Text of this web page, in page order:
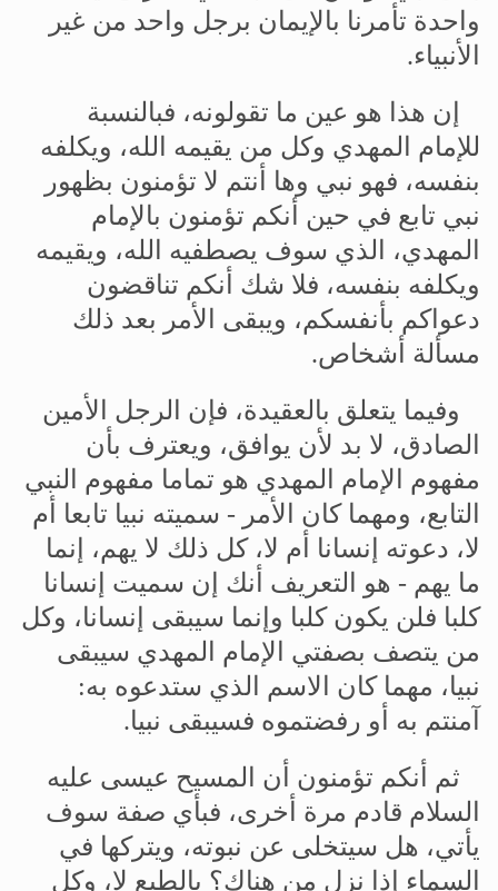
واحدة تأمرنا بالإيمان برجل واحد من غير
الأنبياء.
إن هذا هو عين ما تقولونه، فبالنسبة
للإمام
المهدي وكل من يقيمه الله، ويكلفه
بنفسه، فهو نبي وها أنتم لا تؤمنون بظهور
نبي تابع في حين أنكم تؤمنون بالإمام
المهدي،
الذي سوف يصطفيه الله، ويقيمه
ويكلفه بنفسه، فلا شك أنكم تناقضون
دعواكم بأنفسكم، ويبقى الأمر بعد ذلك
مسألة
أشخاص.
وفيما يتعلق بالعقيدة، فإن الرجل
الأمين
الصادق، لا بد لأن يوافق، ويعترف بأن
مفهوم
الإمام المهدي هو تماما مفهوم
النبي
التابع، ومهما كان الأمر - سميته نبيا تابعا
أم
لا، دعوته إنسانا أم لا، كل ذلك لا يهم،
إنما
ما يهم - هو التعريف أنك إن سميت
إنسانا
كلبا فلن يكون كلبا وإنما سيبقى إنسانا، وكل
من يتصف بصفتي الإمام المهدي سيبقى
نبيا، مهما كان الاسم الذي ستدعوه به:
آمنتم به أو رفضتموه فسيبقى نبيا.
ثم
أنكم تؤمنون أن المسيح عيسى عليه
السلام قادم مرة أخرى، فبأي صفة سوف
يأتي، هل سيتخلى عن نبوته، ويتركها في
السماء
إذا نزل من هناك؟ بالطبع لا، وكل